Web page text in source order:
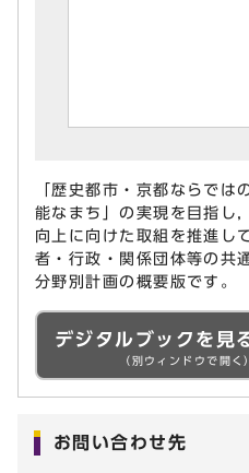
「歴史都市・京都ならでは
能なまち」の実現を目指し
向上に向けた取組を推進し
者・行政・関係団体等の共
分野別計画の概要版です。
デジタルブックを見
（別ウィンドウで開く
お問い合わせ先